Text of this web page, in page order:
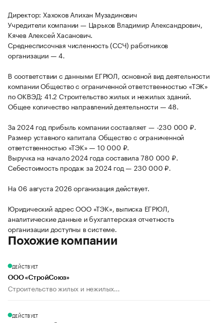
Директор: Хахоков Алихан Музадинович
Учредители компании — Царьков Владимир Александрович,
Кячев Алексей Хасанович.
Среднесписочная численность (ССЧ) работников
организации — 4.
В соответствии с данными ЕГРЮЛ, основной вид деятельности
компании Общество с ограниченной ответственностью «ТЭК»
по ОКВЭД: 41.2 Строительство жилых и нежилых зданий.
Общее количество направлений деятельности — 48.
За 2024 год прибыль компании составляет — -230 000 ₽.
Размер уставного капитала Общество с ограниченной
ответственностью «ТЭК» — 10 000 ₽.
Выручка на начало 2024 года составила 780 000 ₽.
Себестоимость продаж за 2024 год — 230 000 ₽.
На 06 августа 2026 организация действует.
Юридический адрес ООО «ТЭК», выписка ЕГРЮЛ,
аналитические данные и бухгалтерская отчетность
организации доступны в системе.
Похожие компании
ДЕЙСТВУЕТ
ООО «СтройСоюз»
Строительство жилых и нежилых...
ДЕЙСТВУЕТ